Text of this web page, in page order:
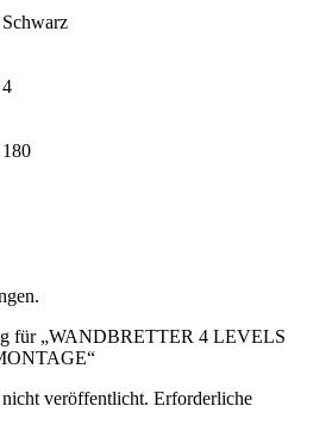
Schwarz
4
180
für „WANDBRETTER 4 LEVELS
veröffentlicht. Erforderliche